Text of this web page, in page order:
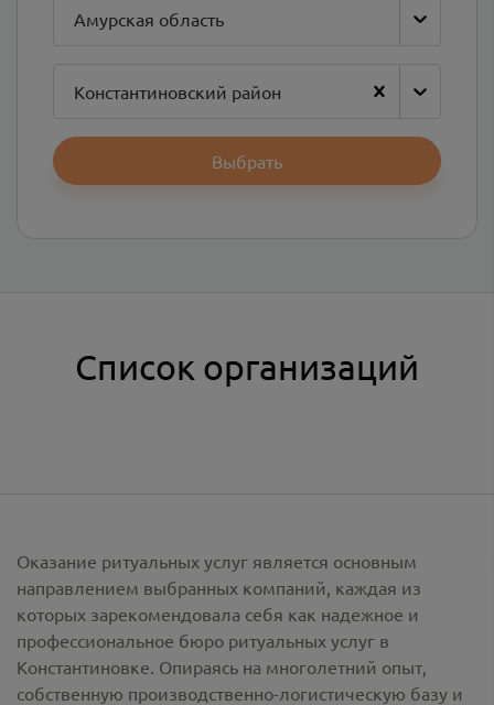
Амурская область
Константиновский район
Выбрать
Список организаций
Оказание ритуальных услуг является основным
направлением выбранных компаний, каждая из
которых зарекомендовала себя как надежное и
профессиональное бюро ритуальных услуг в
Константиновке. Опираясь на многолетний опыт,
собственную производственно-логистическую базу и